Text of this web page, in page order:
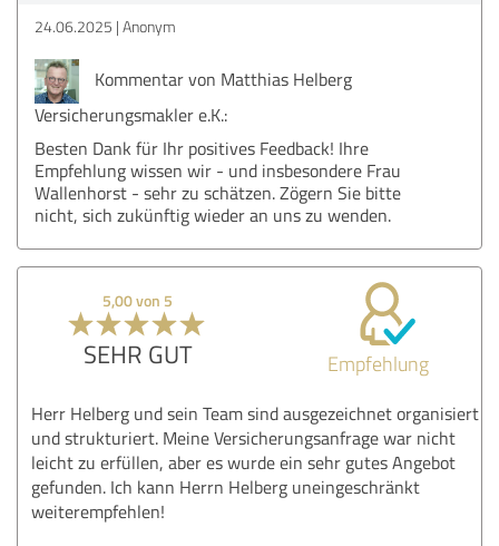
24.06.2025 Anonym
Kommentar von Matthias Helberg
Versicherungsmakler e.K.:
Besten Dank für Ihr positives Feedback! Ihre
Empfehlung wissen wir - und insbesondere Frau
Wallenhorst - sehr zu schätzen. Zögern Sie bitte
nicht, sich zukünftig wieder an uns zu wenden.
5,00 von 5
SEHR GUT Empfehlung
Herr Helberg und sein Team sind ausgezeichnet organisiert
und strukturiert. Meine Versicherungsanfrage war nicht
leicht zu erfüllen, aber es wurde ein sehr gutes Angebot
gefunden. Ich kann Herrn Helberg uneingeschränkt
weiterempfehlen!